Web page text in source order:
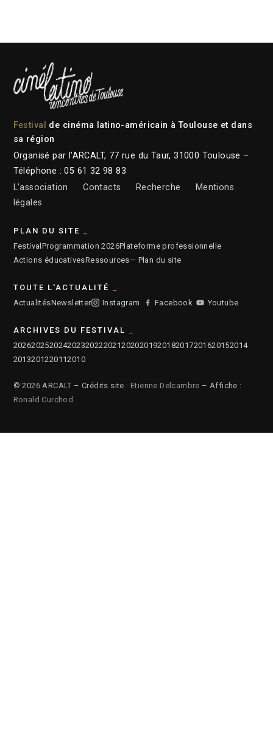
Festival
de cinéma latino-américain à Toulouse et dans
sa région
Organisé par l’ARCALT, 77 rue du Taur, 31000 Toulouse –
Téléphone : 05 61 32 98 83
L’association
Contacts Recherche
Mentions
légales
PLAN DU SITE
FestivalProgrammation 2026Plateforme professionnelle
Actions éducativesRessources— Plan du site
TOUTE L'ACTUALITÉ
ActualitésNewsletter Instagram Facebook Youtube
ARCHIVES DU FESTIVAL
2026202520242023202220212020201920182017201620152014
2013201220112010
© 2026 ARCALT – Crédits site : Etienne Delcambre – Affiche :
Ronald Curchod